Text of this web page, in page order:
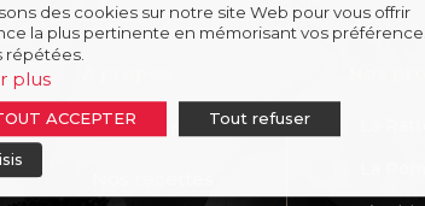
Qui sommes-nous?
La
La
des cookies sur notre site Web pour vous offrir
la plus pertinente en mémorisant vos
répétées.
plus
ACCEPTER Tout refuser